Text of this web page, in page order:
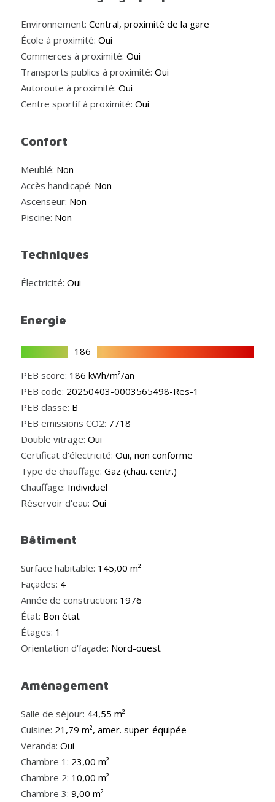
Environnement: Central, proximité de la gare
École à proximité: Oui
Commerces à proximité: Oui
Transports publics à proximité: Oui
Autoroute à proximité: Oui
Centre sportif à proximité: Oui
Confort
Meublé: Non
Accès handicapé: Non
Ascenseur: Non
Piscine: Non
Techniques
Électricité: Oui
Energie
186
PEB score: 186 kWh/m²/an
PEB code: 20250403-0003565498-Res-1
PEB classe: B
PEB emissions CO2: 7718
Double vitrage: Oui
Certificat d'électricité: Oui, non conforme
Type de chauffage: Gaz (chau. centr.)
Chauffage: Individuel
Réservoir d'eau: Oui
Bâtiment
Surface habitable: 145,00 m²
Façades: 4
Année de construction: 1976
État: Bon état
Étages: 1
Orientation d'façade: Nord-ouest
Aménagement
Salle de séjour: 44,55 m²
Cuisine: 21,79 m², amer. super-équipée
Veranda: Oui
Chambre 1: 23,00 m²
Chambre 2: 10,00 m²
Chambre 3: 9,00 m²